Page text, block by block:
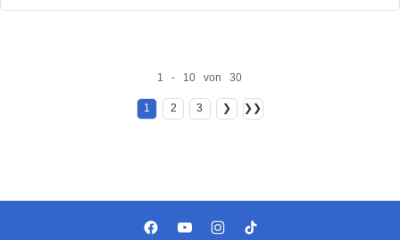
1 - 10 von 30
1 2 3 ❯ ❯❯